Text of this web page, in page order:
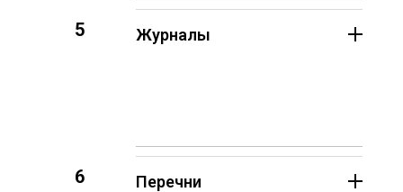
5 Журналы
6 Перечни